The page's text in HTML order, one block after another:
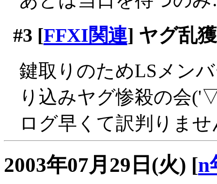
#3 [FFXI関連] ヤグ乱
鍵取りのためLSメン
り込みヤグ惨殺の会
ログ早くて訳判りま
2003年07月29日(火) [n